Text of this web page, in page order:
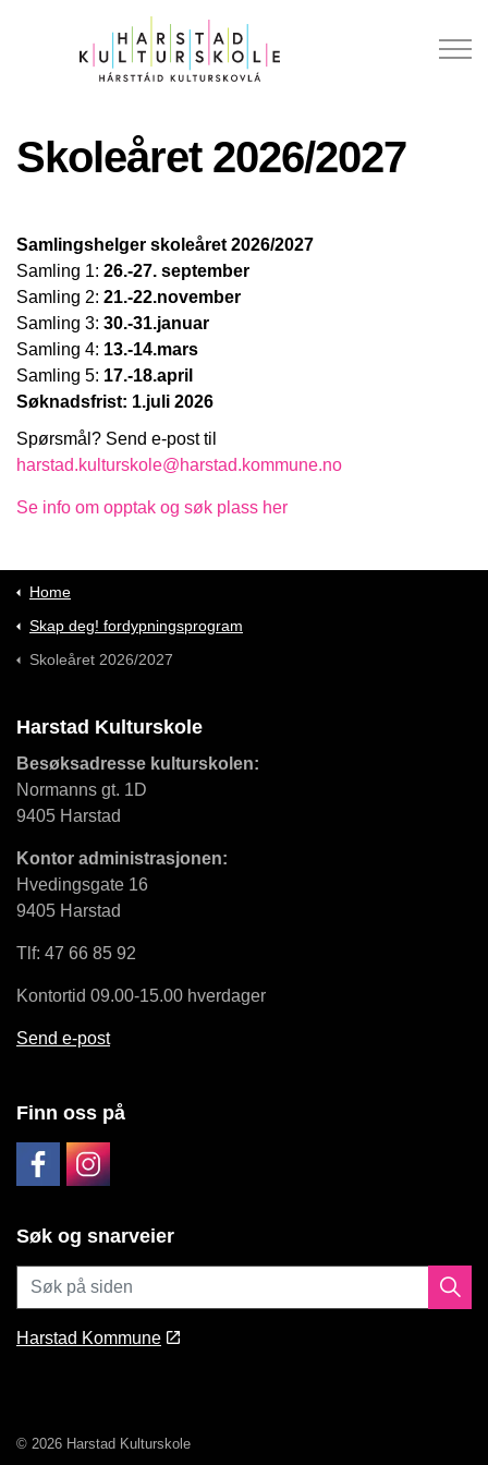
Skoleåret 2026/2027
Samlingshelger skoleåret 2026/2027
Samling 1: 26.-27. september
Samling 2: 21.-22.november
Samling 3: 30.-31.januar
Samling 4: 13.-14.mars
Samling 5: 17.-18.april
Søknadsfrist: 1.juli 2026
Spørsmål? Send e-post til
harstad.kulturskole@harstad.kommune.no
Se info om opptak og søk plass her
Home
Skap deg! fordypningsprogram
Skoleåret 2026/2027
Harstad Kulturskole
Besøksadresse kulturskolen:
Normanns gt. 1D
9405 Harstad
Kontor administrasjonen:
Hvedingsgate 16
9405 Harstad
Tlf: 47 66 85 92
Kontortid 09.00-15.00 hverdager
Send e-post
Finn oss på
Søk og snarveier
Harstad Kommune
© 2026 Harstad Kulturskole